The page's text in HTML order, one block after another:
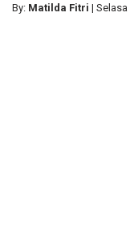
By: Matilda Fitri | Selasa